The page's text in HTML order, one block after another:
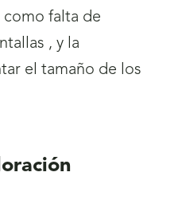
como falta de
, y la
el tamaño de los